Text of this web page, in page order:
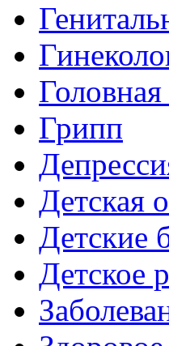
Грипп
Детская
Детские
Детское